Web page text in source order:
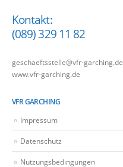
Kontakt:
(089) 329 11 82
geschaeftsstelle@vfr-garching.de
www.vfr-garching.de
VFR GARCHING
Impressum
Datenschutz
Nutzungsbedingungen